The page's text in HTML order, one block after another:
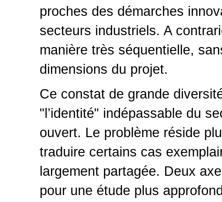
proches des démarches
secteurs industriels. A
manière très séquentielle,
dimensions du projet.
Ce constat de grande
"l’identité" indépassable du
ouvert. Le problème réside
traduire certains cas
largement partagée. Deux
pour une étude plus